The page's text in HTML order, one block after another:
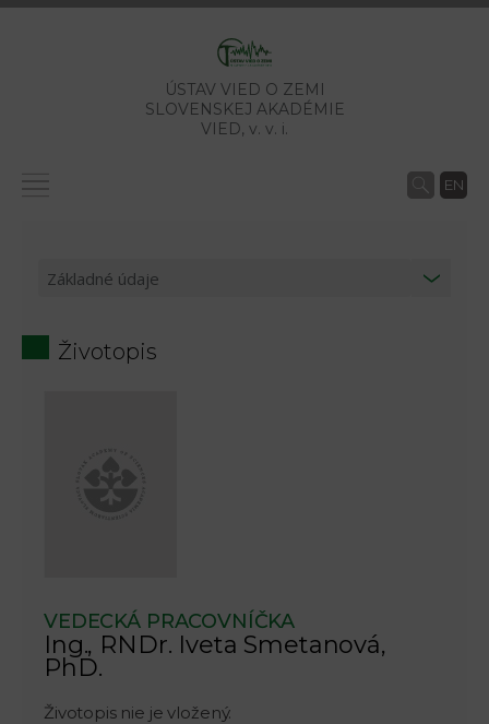
ÚSTAV VIED O ZEMI
SLOVENSKEJ AKADÉMIE
VIED, v. v. i.
EN
Životopis
VEDECKÁ PRACOVNÍČKA
Ing., RNDr. Iveta Smetanová,
PhD.
Životopis nie je vložený.